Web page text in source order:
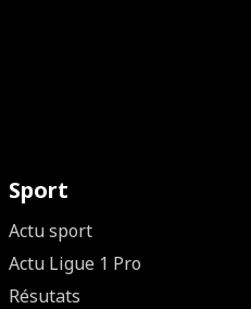
Sport
Actu sport
Actu Ligue 1 Pro
Résutats